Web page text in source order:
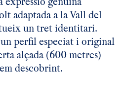
adaptada a la Vall del
un tret identitari.
perfil especiat i original
alçada (600 metres)
descobrint.